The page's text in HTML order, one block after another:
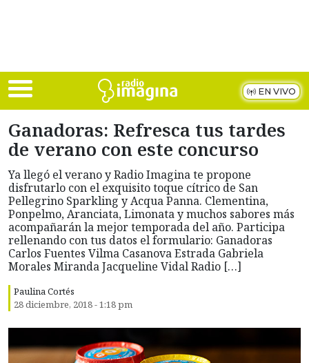
EN VIVO
Ganadoras: Refresca tus tardes
de verano con este concurso
Ya llegó el verano y Radio Imagina te propone
disfrutarlo con el exquisito toque cítrico de San
Pellegrino Sparkling y Acqua Panna. Clementina,
Ponpelmo, Aranciata, Limonata y muchos sabores más
acompañarán la mejor temporada del año. Participa
rellenando con tus datos el formulario: Ganadoras
Carlos Fuentes Vilma Casanova Estrada Gabriela
Morales Miranda Jacqueline Vidal Radio […]
Paulina Cortés
28 diciembre, 2018 - 1:18 pm